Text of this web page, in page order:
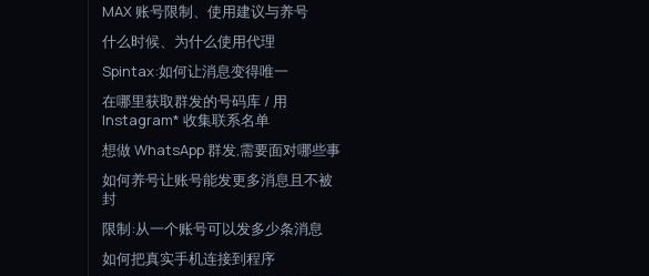
MAX 账号限制、使用建议与养号
什么时候、为什么使用代理
Spintax:如何让消息变得唯一
在哪里获取群发的号码库 / 用
Instagram* 收集联系名单
想做 WhatsApp 群发,需要面对哪些事
如何养号让账号能发更多消息且不被
封
限制:从一个账号可以发多少条消息
如何把真实手机连接到程序